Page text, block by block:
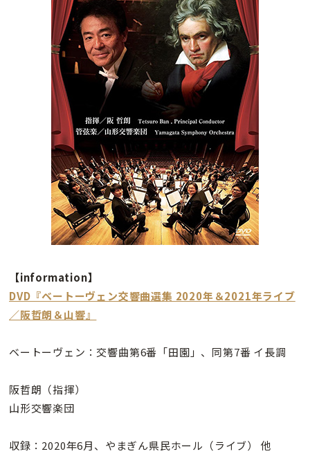
【information】
DVD『ベートーヴェン交響曲選集 2020年＆2021年ライブ
／阪哲朗＆山響』
ベートーヴェン：交響曲第6番「田園」、同第7番 イ長調
阪哲朗（指揮）
山形交響楽団
収録：2020年6月、やまぎん県民ホール（ライブ） 他